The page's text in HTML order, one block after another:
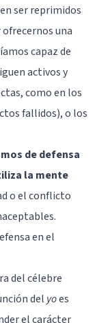
ser reprimidos
una
capaz de
activos y
como en los
fallidos), o los
de defensa
la mente
o el conflicto
en el
del célebre
del yoes
el carácter